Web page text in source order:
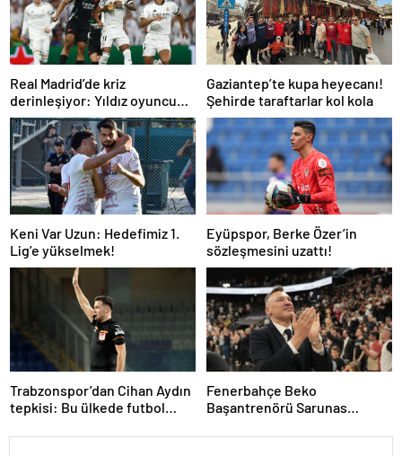
Real Madrid’de kriz
derinleşiyor: Yıldız oyuncu
takıma dönmek istemiyor
Gaziantep’te kupa heyecanı!
Şehirde taraftarlar kol kola
Keni Var Uzun: Hedefimiz 1.
Lig’e yükselmek!
Eyüpspor, Berke Özer’in
sözleşmesini uzattı!
Trabzonspor’dan Cihan Aydın
tepkisi: Bu ülkede futbol
Fenerbahçe Beko
Başantrenörü Sarunas
Nunn açıklaması